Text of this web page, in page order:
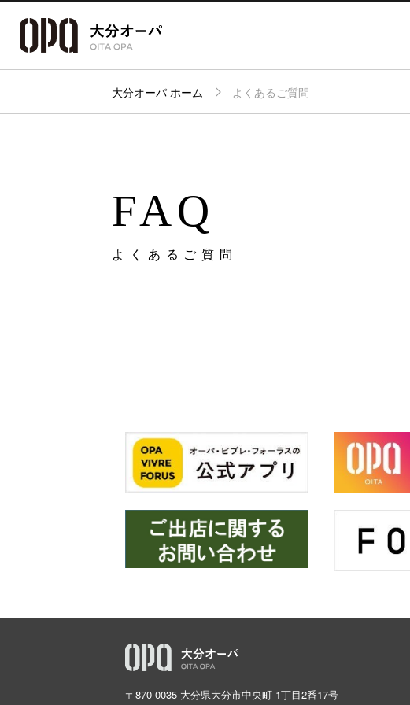
パーキング
大分オーパ ホーム よくあるご質問
FAQ
よくあるご質問
〒870-0035 大分県大分市中央町 1丁目2番17号